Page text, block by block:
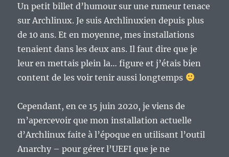
6.x.
Un petit billet d’humour sur une rumeur tenace
sur Archlinux. Je suis Archlinuxien depuis plus
de 10 ans. Et en moyenne, mes installations
tenaient dans les deux ans. Il faut dire que je
leur en mettais plein la… figure et j’étais bien
content de les voir tenir aussi longtemps
Cependant, en ce 15 juin 2020, je viens de
m’apercevoir que mon installation actuelle
d’Archlinux faite à l’époque en utilisant l’outil
Anarchy – pour gérer l’UEFI que je ne